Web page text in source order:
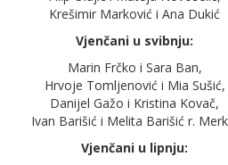
Krešimir Marković i Ana Dukić
Vjenčani u svibnju:
Marin Frčko i Sara Ban,
Hrvoje Tomljenović i Mia Sušić,
Danijel Gažo i Kristina Kovač,
Ivan Barišić i Melita Barišić r.
Vjenčani u lipnju: